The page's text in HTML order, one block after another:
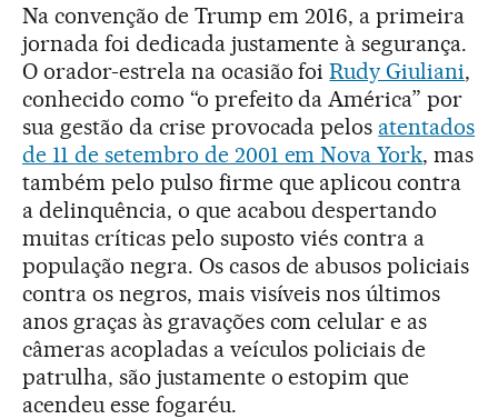
Na convenção de Trump em 2016, a primeira
jornada foi dedicada justamente à segurança.
O orador-estrela na ocasião foiRudy Giuliani,
conhecido como “o prefeito da América” por
sua gestão da crise provocada pelos atentados
de 11 de setembro de 2001 em Nova York, mas
também pelo pulso firme que aplicou contra
a delinquência, o que acabou despertando
muitas críticas pelo suposto viés contra a
população negra. Os casos de abusos policiais
contra os negros, mais visíveis nos últimos
anos graças às gravações com celular e as
câmeras acopladas a veículos policiais de
patrulha, são justamente o estopim que
acendeu esse fogaréu.